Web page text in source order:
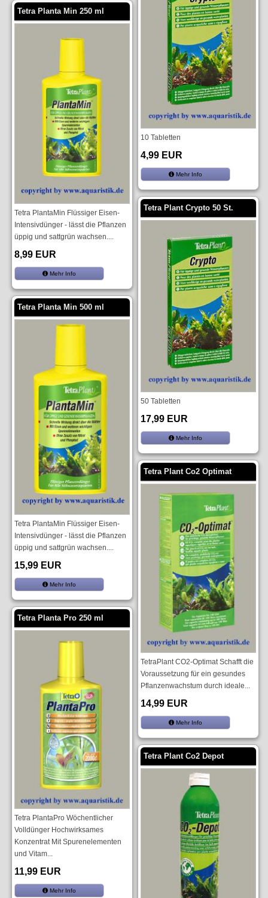
Tetra Planta Min 250 ml
Tetra PlantaMin Flüssiger Eisen-
Intensivdünger - lässt die Pflanzen
üppig und sattgrün wachsen....
8,99 EUR
Mehr Info
Tetra Planta Min 500 ml
Tetra PlantaMin Flüssiger Eisen-
Intensivdünger - lässt die Pflanzen
üppig und sattgrün wachsen....
15,99 EUR
Mehr Info
Tetra Planta Pro 250 ml
Tetra PlantaPro Wöchentlicher
Volldünger Hochwirksames
Konzentrat Mit Spurenelementen
und Vitam...
11,99 EUR
Mehr Info
10 Tabletten
4,99 EUR
Mehr Info
Tetra Plant Crypto 50 St.
50 Tabletten
17,99 EUR
Mehr Info
Tetra Plant Co2 Optimat
TetraPlant CO2-Optimat Schafft die
Voraussetzung für ein gesundes
Pflanzenwachstum durch ideale...
14,99 EUR
Mehr Info
Tetra Plant Co2 Depot